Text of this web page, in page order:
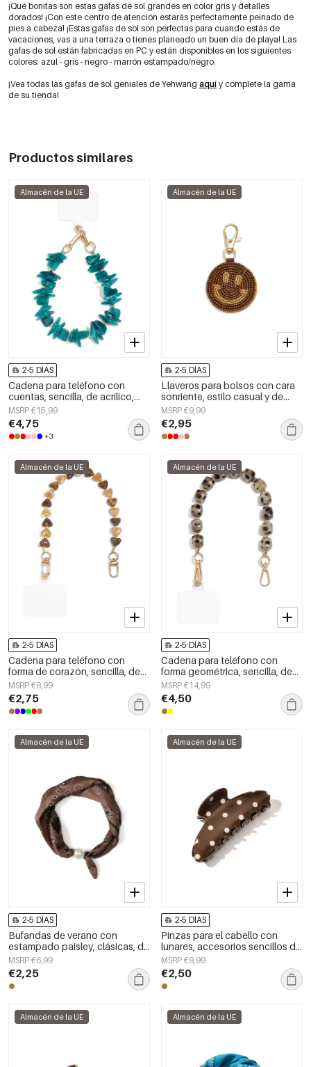
¡Qué bonitas son estas gafas de sol grandes en color gris y detalles
dorados! ¡Con este centro de atención estarás perfectamente peinado de
pies a cabeza! ¡Estas gafas de sol son perfectas para cuando estás de
vacaciones, vas a una terraza o tienes planeado un buen día de playa! Las
gafas de sol están fabricadas en PC y están disponibles en los siguientes
colores: azul - gris - negro - marrón estampado/negro.
¡Vea todas las gafas de sol geniales de Yehwang aquí y complete la gama
de su tienda!
Productos similares
Almacén de la UE
2-5 DÍAS
Cadena para teléfono con
cuentas, sencilla, de acrílico,
accesorio diario.
MSRP €15,99
€4,75
+3
Almacén de la UE
2-5 DÍAS
Llaveros para bolsos con cara
sonriente, estilo casual y de
cristal, accesorios diarios.
MSRP €9,99
€2,95
Almacén de la UE
2-5 DÍAS
Cadena para teléfono con
forma de corazón, sencilla, de
acrílico, accesorio diario.
MSRP €8,99
€2,75
Almacén de la UE
2-5 DÍAS
Cadena para teléfono con
forma geométrica, sencilla, de
acrílico, accesorio de uso
diario.
MSRP €14,99
€4,50
Almacén de la UE
2-5 DÍAS
Bufandas de verano con
estampado paisley, clásicas, de
poliéster, accesorios para el día
a día.
MSRP €6,99
€2,25
Almacén de la UE
2-5 DÍAS
Pinzas para el cabello con
lunares, accesorios sencillos de
PVC para uso diario
MSRP €8,99
€2,50
Almacén de la UE Almacén de la UE